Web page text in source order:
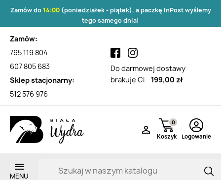
Zamów do14:00(poniedziałek - piątek), a paczkę InPost wyślemy
tego samego dnia!
Zamów:
795 119 804
607 805 683
Sklep stacjonarny:
512 576 976
Do darmowej dostawy
brakuje Ci
199,00 zł

Koszyk
0
Logowanie
Szampony